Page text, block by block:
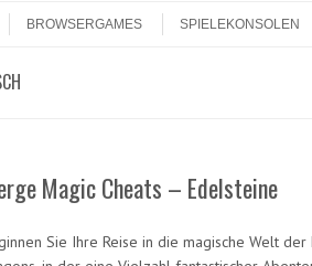
BROWSERGAMES SPIELEKONSOLEN
Magic Cheats – Edelsteine
Sie Ihre Reise in die magische Welt der